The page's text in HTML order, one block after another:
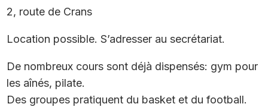
2, route de Crans
Location possible. S’adresser au secrétariat.
De nombreux cours sont déjà dispensés: gym pour
les aînés, pilate.
Des groupes pratiquent du basket et du football.